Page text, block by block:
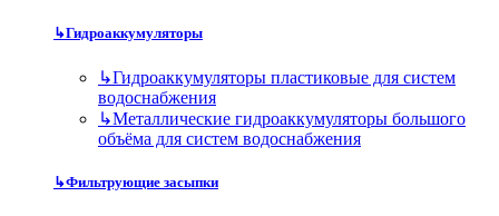
↳Гидроаккумуляторы
↳Гидроаккумуляторы пластиковые для систем
водоснабжения
↳Металлические гидроаккумуляторы большого
объёма для систем водоснабжения
↳Фильтрующие засыпки